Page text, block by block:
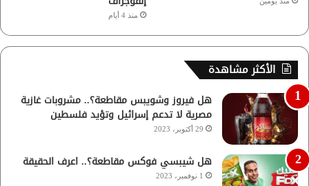
منذ 4 أيام
الأكثر مشاهدة
هل فيروز وشويبس مقاطعة؟.. مشروبات غازية
مصرية لا تدعم إسرائيل وتؤيد فلسطين
29 أكتوبر، 2023
هل شيبسي فوكس مقاطعة؟.. اعرف الحقيقة
1 نوفمبر، 2023